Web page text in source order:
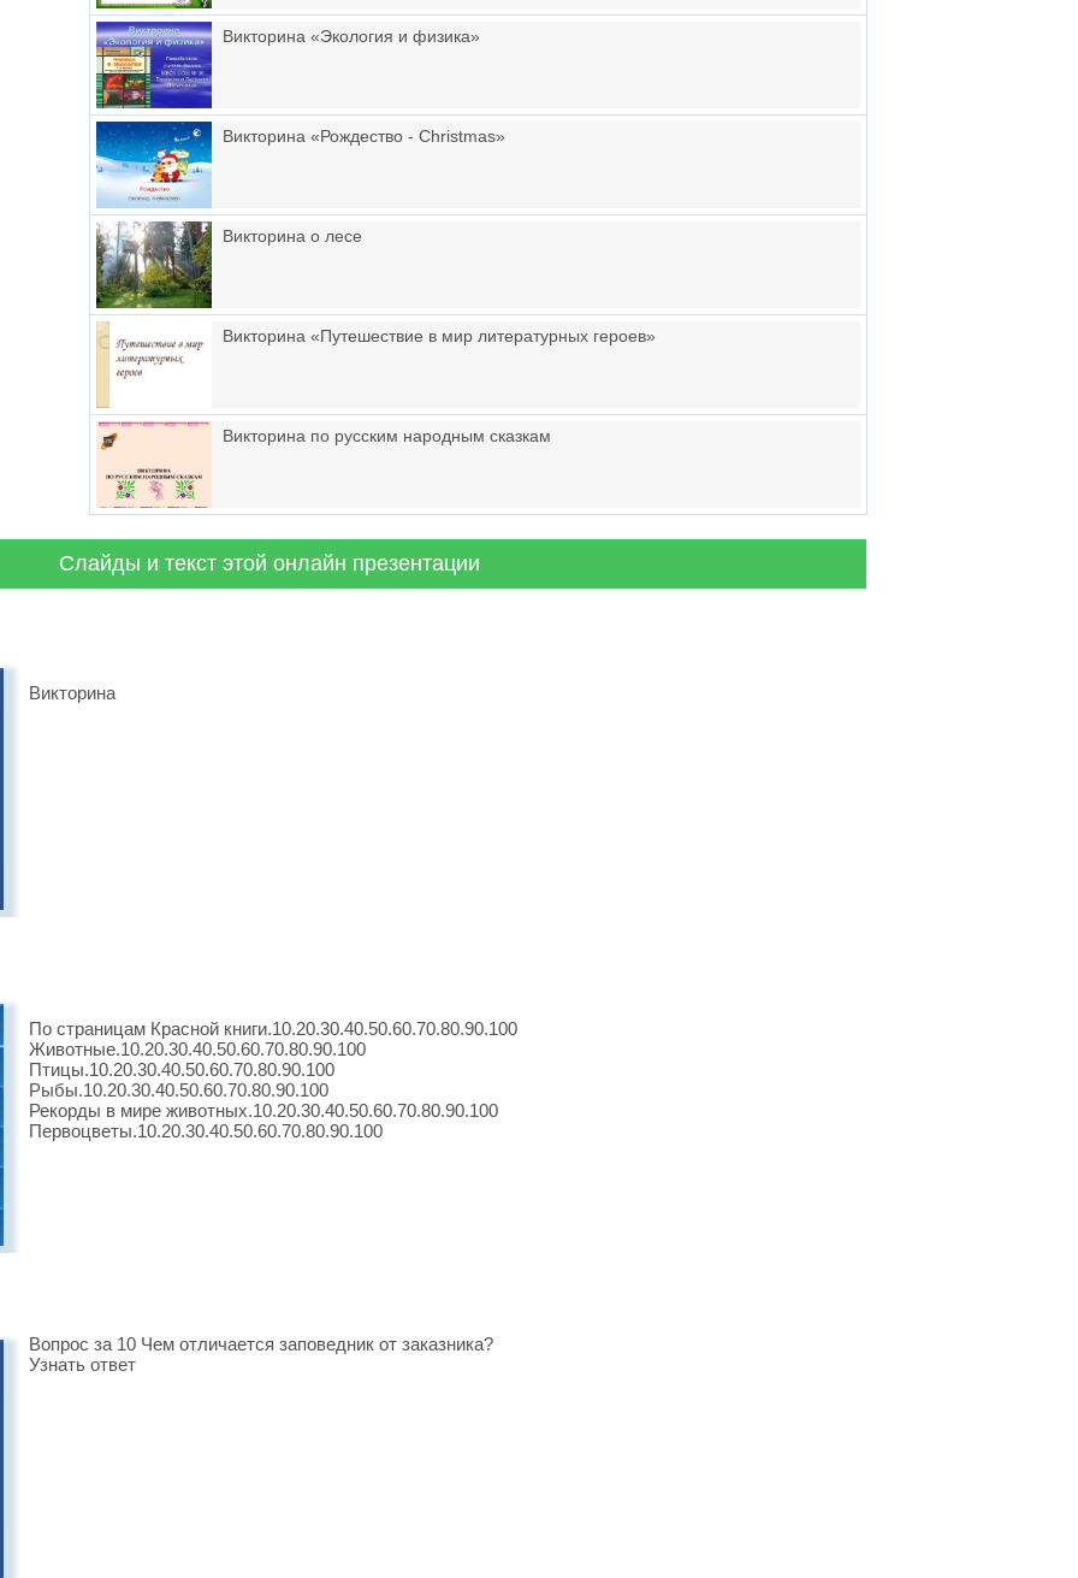
Викторина «Экология и физика»
Викторина «Рождество - Christmas»
Викторина о лесе
Викторина «Путешествие в мир литературных героев»
Викторина по русским народным сказкам
Слайды и текст этой онлайн презентации
Викторина
По страницам Красной книги.10.20.30.40.50.60.70.80.90.100
Животные.10.20.30.40.50.60.70.80.90.100
Птицы.10.20.30.40.50.60.70.80.90.100
Рыбы.10.20.30.40.50.60.70.80.90.100
Рекорды в мире животных.10.20.30.40.50.60.70.80.90.100
Первоцветы.10.20.30.40.50.60.70.80.90.100
Вопрос за 10 Чем отличается заповедник от заказника?
Узнать ответ